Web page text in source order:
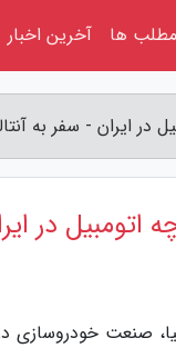
در ایران - سفر به
اتومبیل در
صنعت
مطلب ها آخرین اخبار